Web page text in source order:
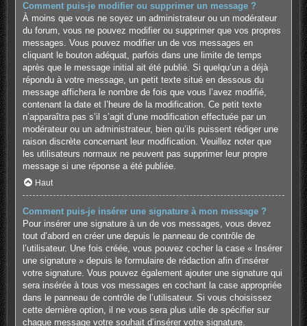
Comment puis-je modifier ou supprimer un message ?
À moins que vous ne soyez un administrateur ou un modérateur
du forum, vous ne pouvez modifier ou supprimer que vos propres
messages. Vous pouvez modifier un de vos messages en
cliquant le bouton adéquat, parfois dans une limite de temps
après que le message initial ait été publié. Si quelqu’un a déjà
répondu à votre message, un petit texte situé en dessous du
message affichera le nombre de fois que vous l’avez modifié,
contenant la date et l’heure de la modification. Ce petit texte
n’apparaîtra pas s’il s’agit d’une modification effectuée par un
modérateur ou un administrateur, bien qu’ils puissent rédiger une
raison discrète concernant leur modification. Veuillez noter que
les utilisateurs normaux ne peuvent pas supprimer leur propre
message si une réponse a été publiée.
Haut
Comment puis-je insérer une signature à mon message ?
Pour insérer une signature à un de vos messages, vous devez
tout d’abord en créer une depuis le panneau de contrôle de
l’utilisateur. Une fois créée, vous pouvez cocher la case « Insérer
une signature » depuis le formulaire de rédaction afin d’insérer
votre signature. Vous pouvez également ajouter une signature qui
sera insérée à tous vos messages en cochant la case appropriée
dans le panneau de contrôle de l’utilisateur. Si vous choisissez
cette dernière option, il ne vous sera plus utile de spécifier sur
chaque message votre souhait d’insérer votre signature.